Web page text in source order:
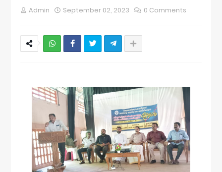
Admin September 02, 2023 0 Comments